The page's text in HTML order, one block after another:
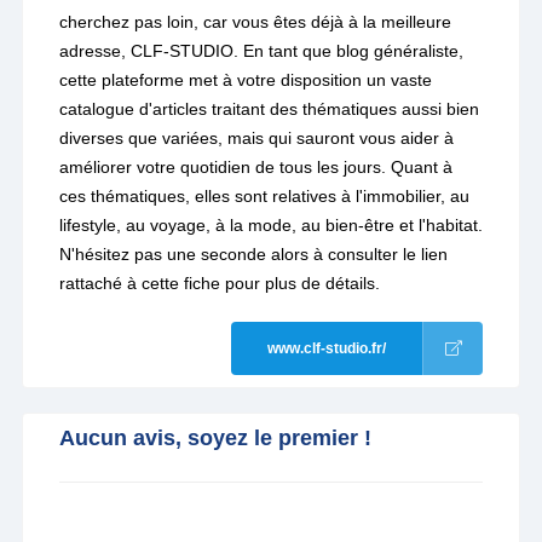
cherchez pas loin, car vous êtes déjà à la meilleure
adresse, CLF-STUDIO. En tant que blog généraliste,
cette plateforme met à votre disposition un vaste
catalogue d'articles traitant des thématiques aussi bien
diverses que variées, mais qui sauront vous aider à
améliorer votre quotidien de tous les jours. Quant à
ces thématiques, elles sont relatives à l'immobilier, au
lifestyle, au voyage, à la mode, au bien-être et l'habitat.
N'hésitez pas une seconde alors à consulter le lien
rattaché à cette fiche pour plus de détails.
www.clf-studio.fr/
Aucun avis, soyez le premier !